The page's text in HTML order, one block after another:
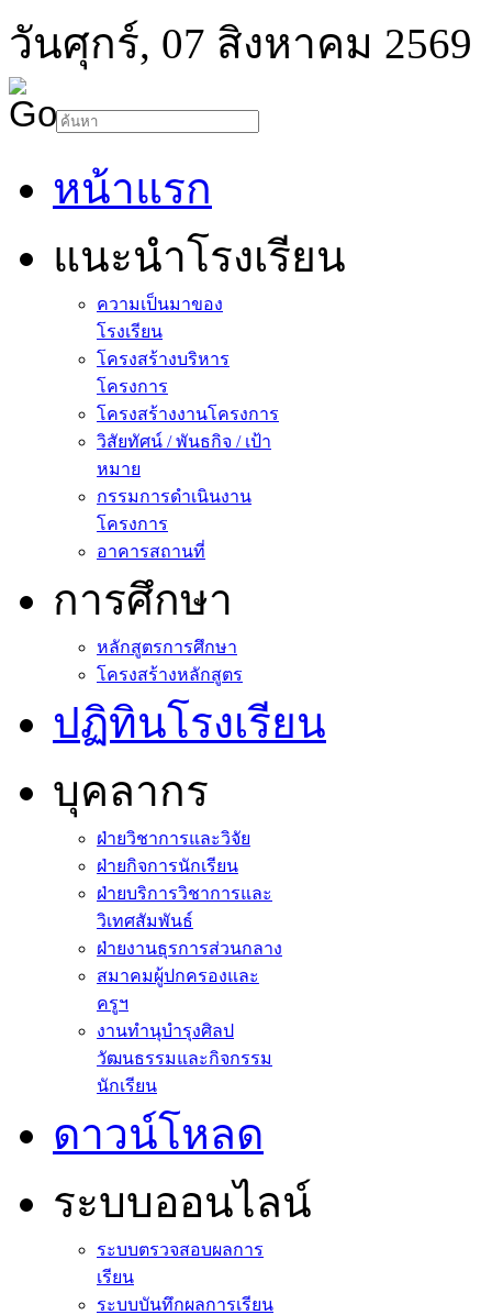
วันศุกร์, 07 สิงหาคม 2569
หน้าแรก
แนะนำโรงเรียน
ความเป็นมาของ
โรงเรียน
โครงสร้างบริหาร
โครงการ
โครงสร้างงานโครงการ
วิสัยทัศน์ / พันธกิจ / เป้า
หมาย
กรรมการดำเนินงาน
โครงการ
อาคารสถานที่
การศึกษา
หลักสูตรการศึกษา
โครงสร้างหลักสูตร
ปฏิทินโรงเรียน
บุคลากร
ฝ่ายวิชาการและวิจัย
ฝ่ายกิจการนักเรียน
ฝ่ายบริการวิชาการและ
วิเทศสัมพันธ์
ฝ่ายงานธุรการส่วนกลาง
สมาคมผู้ปกครองและ
ครูฯ
งานทำนุบำรุงศิลป
วัฒนธรรมและกิจกรรม
นักเรียน
ดาวน์โหลด
ระบบออนไลน์
ระบบตรวจสอบผลการ
เรียน
ระบบบันทึกผลการเรียน